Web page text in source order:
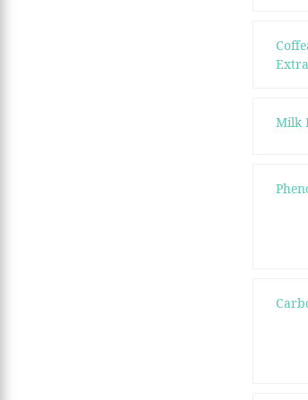
Milk